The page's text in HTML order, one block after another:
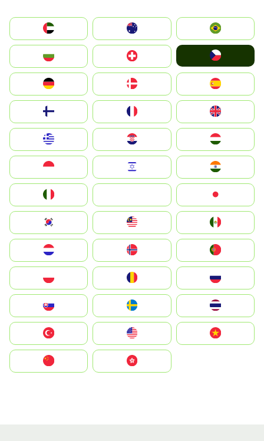
الإمارات العربية المتحدة
Switzerland
Deutschland
United Kingdom
Magyarország
South Korea
United States
中國香港特別行政區